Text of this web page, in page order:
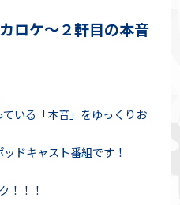
ロケ～２軒目の本音
いる「本音」をゆっくりお
ドキャスト番組です！
！！！